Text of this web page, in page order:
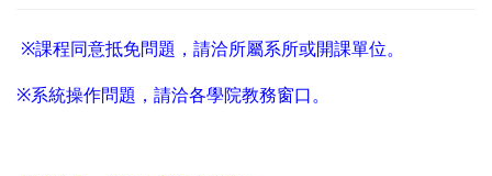
※課程同意抵免問題，請洽所屬系所或開課單位。
※系統操作問題，請洽各學院教務窗口。